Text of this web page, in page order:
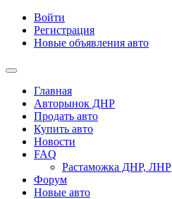
Войти
Регистрация
Новые объявления авто
Главная
Авторынок ДНР
Продать авто
Купить авто
Новости
FAQ
Растаможка ДНР, ЛНР
Форум
Новые авто